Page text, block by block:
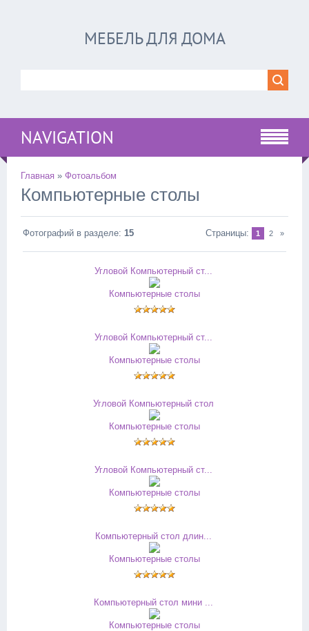
МЕБЕЛЬ ДЛЯ ДОМА
NAVIGATION
Главная » Фотоальбом
Компьютерные столы
Фотографий в разделе: 15 Страницы: 1 2 »
Угловой Компьютерный ст...
Компьютерные столы
Угловой Компьютерный ст...
Компьютерные столы
Угловой Компьютерный стол
Компьютерные столы
Угловой Компьютерный ст...
Компьютерные столы
Компьютерный стол длин...
Компьютерные столы
Компьютерный стол мини ...
Компьютерные столы